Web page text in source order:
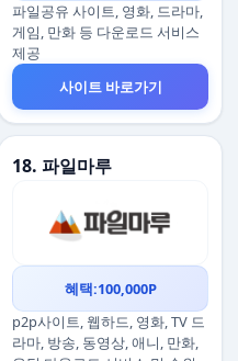
파일공유 사이트, 영화, 드라마,
게임, 만화 등 다운로드 서비스
제공
사이트 바로가기
18. 파일마루
혜택:100,000P
p2p사이트, 웹하드, 영화, TV 드
라마, 방송, 동영상, 애니, 만화,